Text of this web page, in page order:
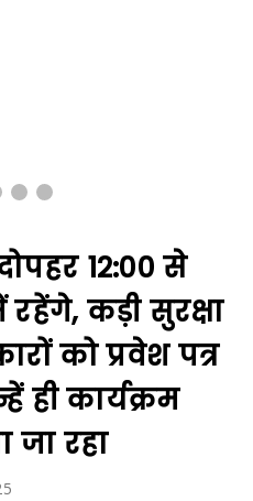
12:00 से
कड़ी सुरक्षा
को प्रवेश पत्र
ही कार्यक्रम
जा रहा